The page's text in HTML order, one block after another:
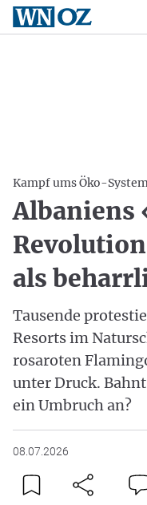
Kampf ums Öko-
Albaniens
als
Tausende
Resorts im
rosaroten
unter Druck.
ein Umbruch an?
08.07.2026